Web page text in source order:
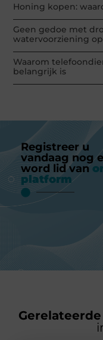
Honing kopen:
Geen gedoe met
watervoorziening
Waarom
belangrijk is
Registreer u
vandaag nog
word lid van
platform